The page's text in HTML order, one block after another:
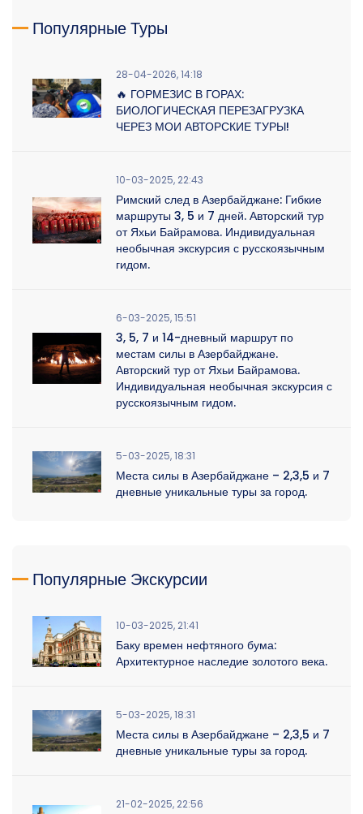
Популярные Туры
28-04-2026, 14:18
🔥 ГОРМЕЗИС В ГОРАХ:
БИОЛОГИЧЕСКАЯ ПЕРЕЗАГРУЗКА
ЧЕРЕЗ МОИ АВТОРСКИЕ ТУРЫ!
10-03-2025, 22:43
Римский след в Азербайджане: Гибкие
маршруты 3, 5 и 7 дней. Авторский тур
от Яхьи Байрамова. Индивидуальная
необычная экскурсия с русскоязычным
гидом.
6-03-2025, 15:51
3, 5, 7 и 14-дневный маршрут по
местам силы в Азербайджане.
Авторский тур от Яхьи Байрамова.
Индивидуальная необычная экскурсия с
русскоязычным гидом.
5-03-2025, 18:31
Места силы в Азербайджане – 2,3,5 и 7
дневные уникальные туры за город.
Популярные Экскурсии
10-03-2025, 21:41
Баку времен нефтяного бума:
Архитектурное наследие золотого века.
5-03-2025, 18:31
Места силы в Азербайджане – 2,3,5 и 7
дневные уникальные туры за город.
21-02-2025, 22:56